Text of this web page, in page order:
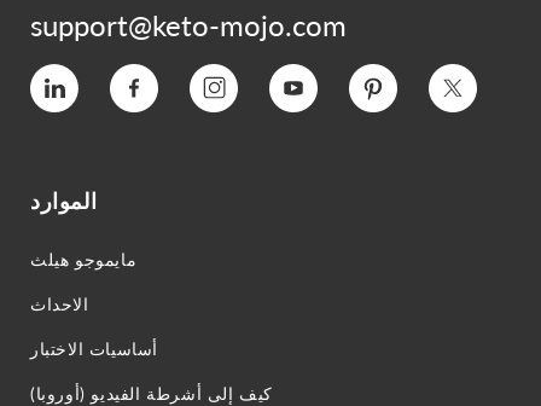
support@keto-mojo.com
فيميو فيسبوك انستغرام يوتيوب بينتيريست التغريد
الموارد
مايموجو هيلث
الاحداث
أساسيات الاختبار
كيف إلى أشرطة الفيديو (أوروبا)